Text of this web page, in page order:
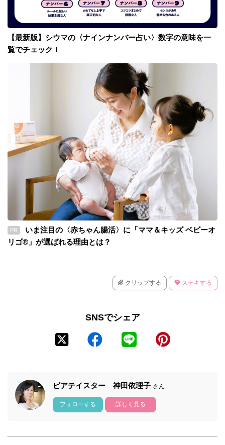
【最新版】シウマの〈ナインナンバー占い〉数字の意味を一
覧でチェック！
PR
いま注目の〈赤ちゃん腸活〉に「ママ＆キッズ ベビーオ
リゴ®」が選ばれる理由とは？
クリップする ステキする
SNSでシェア
ビアテイスター 神田依理子 さん
フォローする 詳しく見る